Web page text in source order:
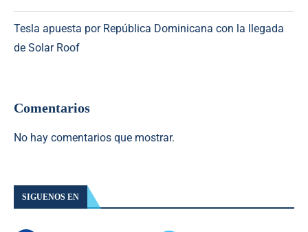
Tesla apuesta por República Dominicana con la llegada
de Solar Roof
Comentarios
No hay comentarios que mostrar.
SIGUENOS EN